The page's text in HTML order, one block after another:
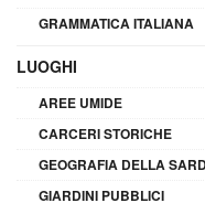
GRAMMATICA ITALIANA
LUOGHI
AREE UMIDE
CARCERI STORICHE
GEOGRAFIA DELLA
GIARDINI PUBBLICI